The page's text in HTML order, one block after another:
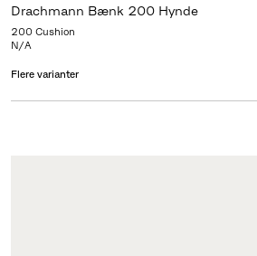
Drachmann Bænk 200 Hynde
200 Cushion
N/A
Flere varianter